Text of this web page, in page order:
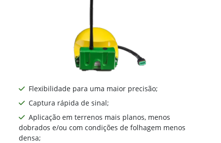
Flexibilidade para uma maior precisão;
Captura rápida de sinal;
Aplicação em terrenos mais planos, menos
dobrados e/ou com condições de folhagem menos
densa;